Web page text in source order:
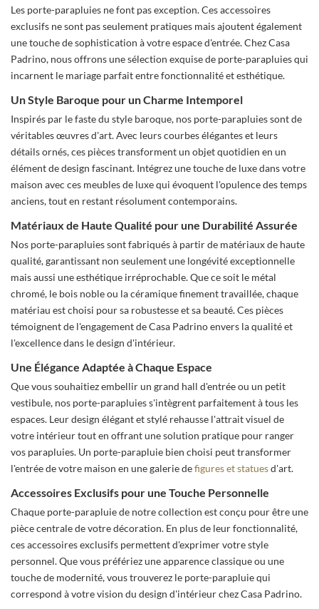
Les porte-parapluies ne font pas exception. Ces accessoires
exclusifs ne sont pas seulement pratiques mais ajoutent également
une touche de sophistication à votre espace d'entrée. Chez Casa
Padrino, nous offrons une sélection exquise de porte-parapluies qui
incarnent le mariage parfait entre fonctionnalité et esthétique.
Un Style Baroque pour un Charme Intemporel
Inspirés par le faste du style baroque, nos porte-parapluies sont de
véritables œuvres d'art. Avec leurs courbes élégantes et leurs
détails ornés, ces pièces transforment un objet quotidien en un
élément de design fascinant. Intégrez une touche de luxe dans votre
maison avec ces meubles de luxe qui évoquent l'opulence des temps
anciens, tout en restant résolument contemporains.
Matériaux de Haute Qualité pour une Durabilité Assurée
Nos porte-parapluies sont fabriqués à partir de matériaux de haute
qualité, garantissant non seulement une longévité exceptionnelle
mais aussi une esthétique irréprochable. Que ce soit le métal
chromé, le bois noble ou la céramique finement travaillée, chaque
matériau est choisi pour sa robustesse et sa beauté. Ces pièces
témoignent de l'engagement de Casa Padrino envers la qualité et
l'excellence dans le design d'intérieur.
Une Élégance Adaptée à Chaque Espace
Que vous souhaitiez embellir un grand hall d'entrée ou un petit
vestibule, nos porte-parapluies s'intègrent parfaitement à tous les
espaces. Leur design élégant et stylé rehausse l'attrait visuel de
votre intérieur tout en offrant une solution pratique pour ranger
vos parapluies. Un porte-parapluie bien choisi peut transformer
l'entrée de votre maison en une galerie defigures et statuesd'art.
Accessoires Exclusifs pour une Touche Personnelle
Chaque porte-parapluie de notre collection est conçu pour être une
pièce centrale de votre décoration. En plus de leur fonctionnalité,
ces accessoires exclusifs permettent d'exprimer votre style
personnel. Que vous préfériez une apparence classique ou une
touche de modernité, vous trouverez le porte-parapluie qui
correspond à votre vision du design d'intérieur chez Casa Padrino.